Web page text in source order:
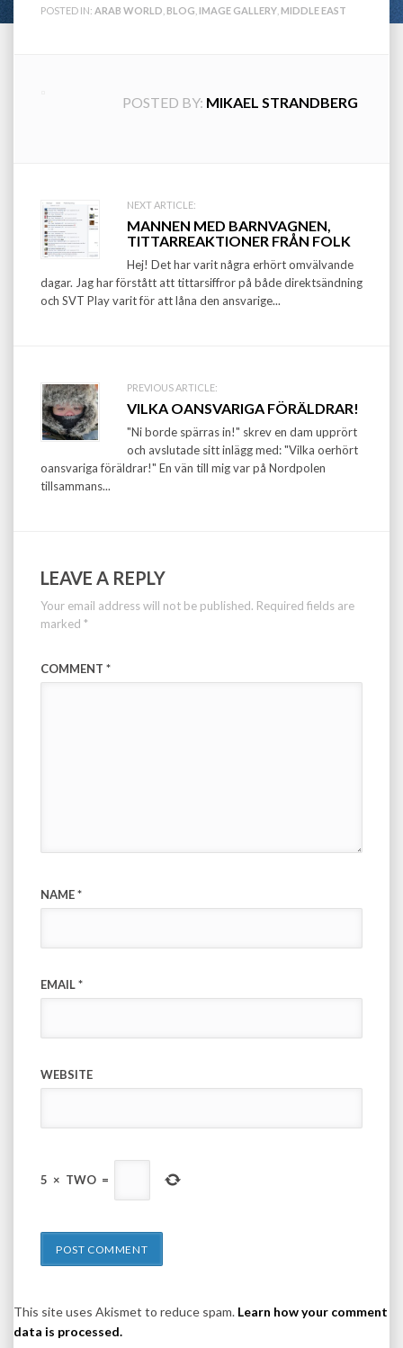
POSTED IN: ARAB WORLD BLOG IMAGE GALLERY MIDDLE EAST
POSTED BY: MIKAEL STRANDBERG
Post
navigation
NEXT ARTICLE:
MANNEN MED BARNVAGNEN,
TITTARREAKTIONER FRÅN FOLK
Hej! Det har varit några erhört omvälvande
dagar. Jag har förstått att tittarsiffror på både direktsändning
och SVT Play varit för att låna den ansvarige...
PREVIOUS ARTICLE:
VILKA OANSVARIGA FÖRÄLDRAR!
"Ni borde spärras in!" skrev en dam upprört
och avslutade sitt inlägg med: "Vilka oerhört
oansvariga föräldrar!" En vän till mig var på Nordpolen
tillsammans...
LEAVE A REPLY
Your email address will not be published. Required fields are
marked *
COMMENT *
NAME*
EMAIL*
WEBSITE
5 × TWO =
This site uses Akismet to reduce spam. Learn how your comment
data is processed.